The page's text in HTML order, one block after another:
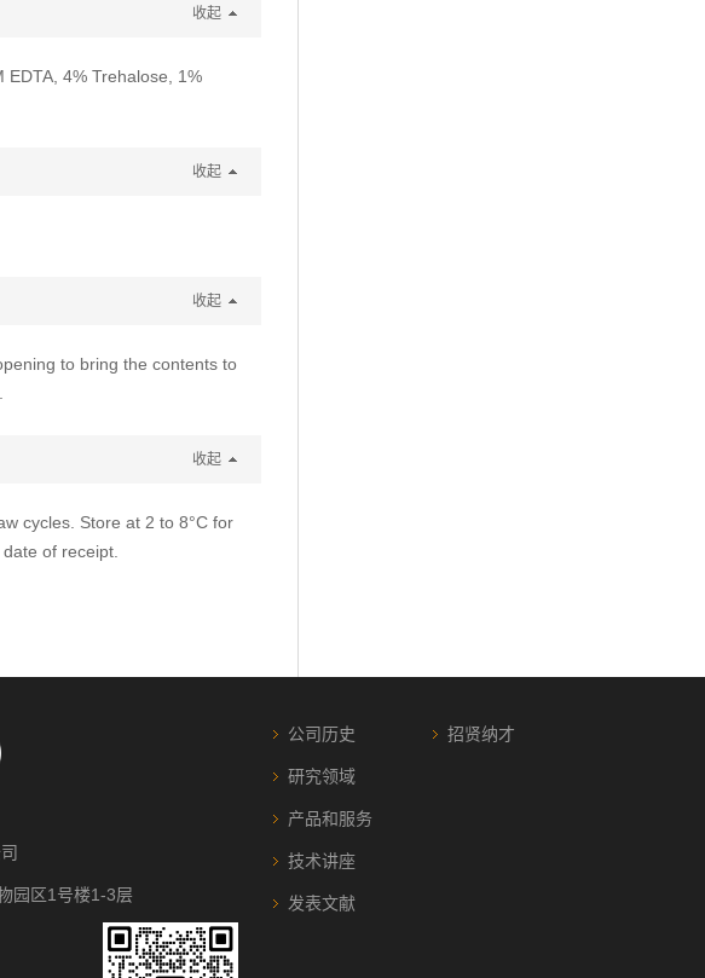
收起
EDTA, 4% Trehalose, 1%
收起
收起
to bring the contents to
收起
cycles. Store at 2 to 8°C for
of receipt.
园区1号楼1-3层
公司历史
研究领域
产品和服务
技术讲座
发表文献
招贤纳才